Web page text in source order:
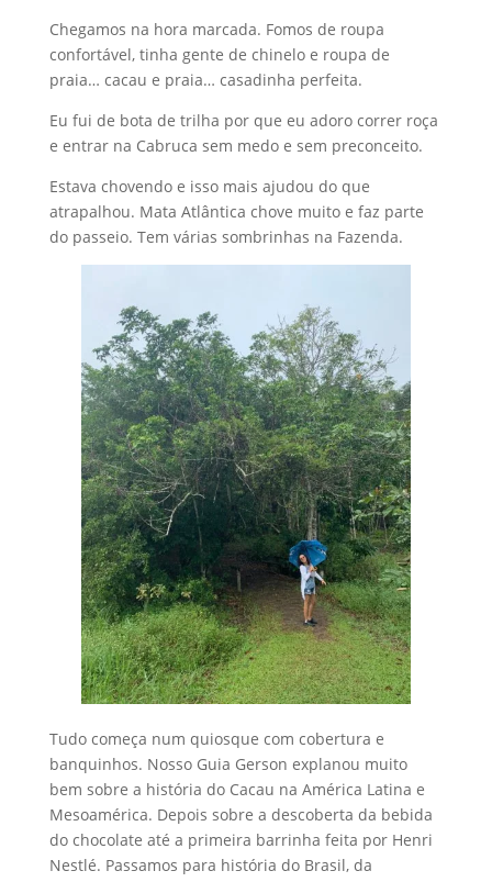
Chegamos na hora marcada. Fomos de roupa
confortável, tinha gente de chinelo e roupa de
praia… cacau e praia… casadinha perfeita.
Eu fui de bota de trilha por que eu adoro correr roça
e entrar na Cabruca sem medo e sem preconceito.
Estava chovendo e isso mais ajudou do que
atrapalhou. Mata Atlântica chove muito e faz parte
do passeio. Tem várias sombrinhas na Fazenda.
Tudo começa num quiosque com cobertura e
banquinhos. Nosso Guia Gerson explanou muito
bem sobre a história do Cacau na América Latina e
Mesoamérica. Depois sobre a descoberta da bebida
do chocolate até a primeira barrinha feita por Henri
Nestlé. Passamos para história do Brasil, da